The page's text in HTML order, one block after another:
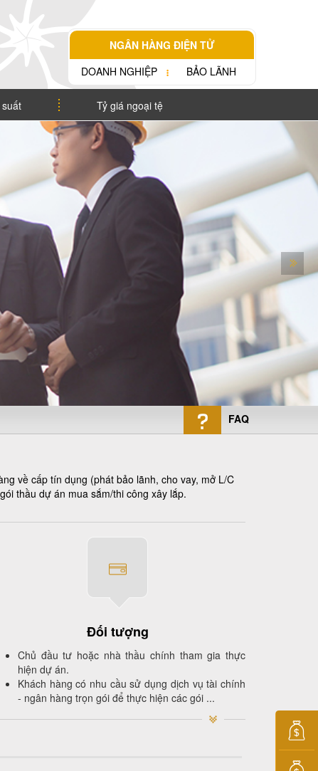
NGÂN HÀNG ĐIỆN TỬ
DOANH NGHIỆP
BẢO LÃNH
Tỷ giá ngoại tệ
FAQ
về cấp tín dụng (phát bảo lãnh, cho vay, mở L/C
thầu dự án mua sắm/thi công xây lắp.
Đối tượng
Chủ đầu tư hoặc nhà thầu chính tham gia thực
hiện dự án.
Khách hàng có nhu cầu sử dụng dịch vụ tài chính
- ngân hàng trọn gói để thực hiện các gói ...